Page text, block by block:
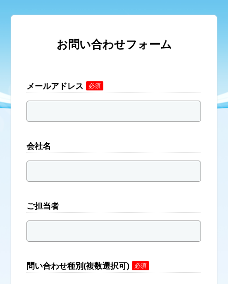
お問い合わせフォーム
メールアドレス 必須
会社名
ご担当者
問い合わせ種別(複数選択可) 必須